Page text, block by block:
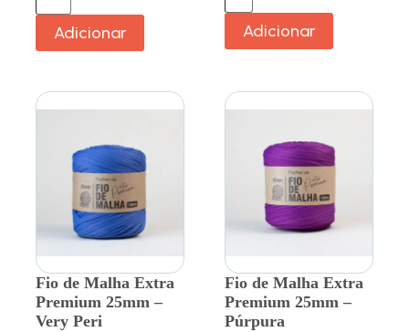
Adicionar Adicionar
Fio de Malha Extra
Premium 25mm –
Very Peri
Fio de Malha Extra
Premium 25mm –
Púrpura